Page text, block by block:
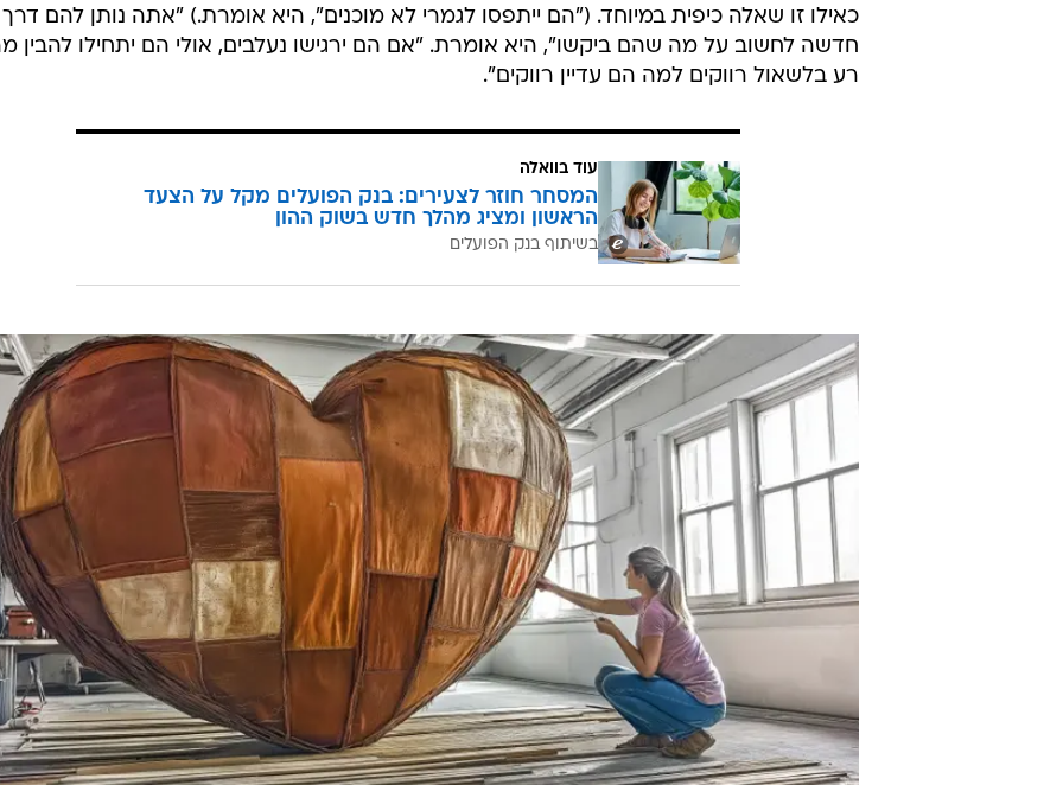
כאילו זו שאלה כיפית במיוחד. ("הם ייתפסו לגמרי לא מוכנים", היא אומרת.) "אתה נותן להם דרך
חדשה לחשוב על מה שהם ביקשו", היא אומרת. "אם הם ירגישו נעלבים, אולי הם יתחילו להבין
רע בלשאול רווקים למה הם עדיין רווקים".
עוד בוואלה
המסחר חוזר לצעירים: בנק הפועלים מקל על הצעד
הראשון ומציג מהלך חדש בשוק ההון
בשיתוף בנק הפועלים